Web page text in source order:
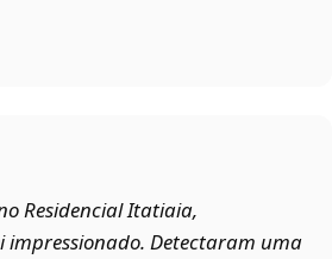
Residencial Itatiaia,
impressionado. Detectaram uma